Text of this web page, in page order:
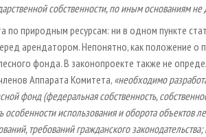
собственности, по иным основаниям не
по природным ресурсам: ни в одном пункте
арендатором. Непонятно, как положение о
фонда. В законопроекте также не
Аппарата Комитета, «необходимо
фонд (федеральная собственность,
особенности использования и оборота
требований гражданского